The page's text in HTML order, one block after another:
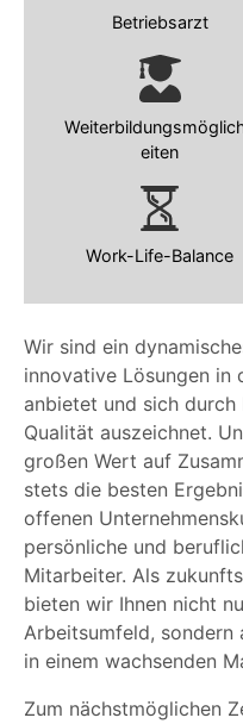
Wir sind ein
innovative Lösungen in
anbietet und sich durch
Qualität auszeichnet.
großen Wert auf
stets die besten
offenen
persönliche und
Mitarbeiter. Als
bieten wir Ihnen nicht
Arbeitsumfeld, sondern
in einem wachsenden
Zum nächstmöglichen
Betriebsarzt
eiten
Work-Life-Balance